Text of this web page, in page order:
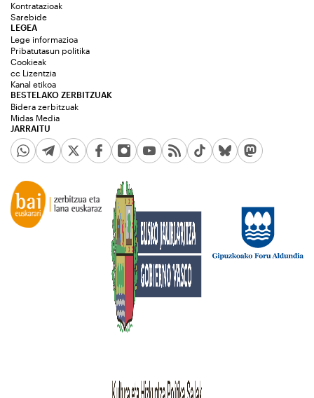
Kontratazioak
Sarebide
JARRAITU
LEGEA
Lege informazioa
Pribatutasun politika
Cookieak
cc Lizentzia
Kanal etikoa
BESTELAKO ZERBITZUAK
Bidera zerbitzuak
Midas Media